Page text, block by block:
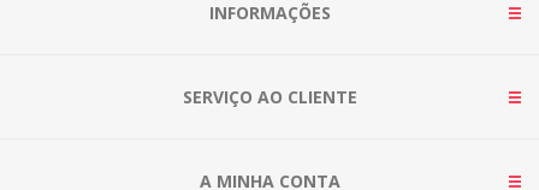
INFORMAÇÕES
SERVIÇO AO CLIENTE
A MINHA CONTA